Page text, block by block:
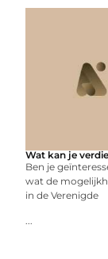
Wat kan je
Ben je
wat de
in de Verenigde
...